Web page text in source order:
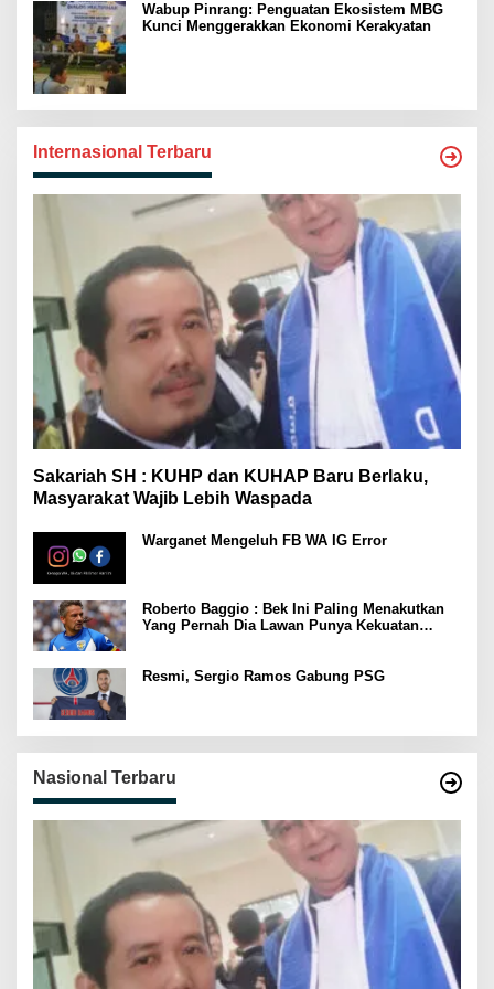
Wabup Pinrang: Penguatan Ekosistem MBG
Kunci Menggerakkan Ekonomi Kerakyatan
Internasional Terbaru
Sakariah SH : KUHP dan KUHAP Baru Berlaku,
Masyarakat Wajib Lebih Waspada
Warganet Mengeluh FB WA IG Error
Roberto Baggio : Bek Ini Paling Menakutkan
Yang Pernah Dia Lawan Punya Kekuatan
Resmi, Sergio Ramos Gabung PSG
Nasional Terbaru